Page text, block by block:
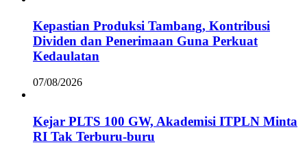
Kepastian Produksi Tambang, Kontribusi
Dividen dan Penerimaan Guna Perkuat
Kedaulatan
07/08/2026
Kejar PLTS 100 GW, Akademisi ITPLN Minta
RI Tak Terburu-buru